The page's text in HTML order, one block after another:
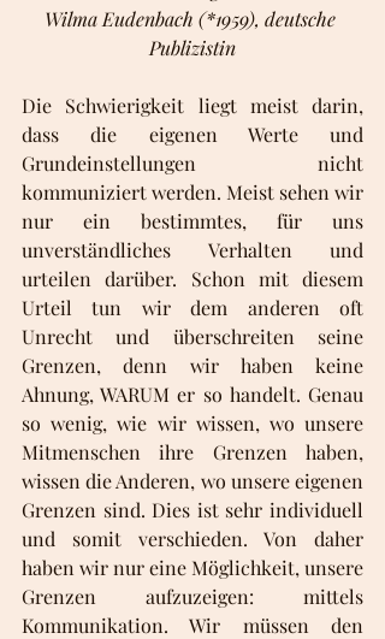
Wilma Eudenbach (*1959), deutsche
Publizistin
Die Schwierigkeit liegt meist darin,
dass die eigenen Werte und
Grundeinstellungen nicht
kommuniziert werden. Meist sehen wir
nur ein bestimmtes, für uns
unverständliches Verhalten und
urteilen darüber. Schon mit diesem
Urteil tun wir dem anderen oft
Unrecht und überschreiten seine
Grenzen, denn wir haben keine
Ahnung, WARUM er so handelt. Genau
so wenig, wie wir wissen, wo unsere
Mitmenschen ihre Grenzen haben,
wissen die Anderen, wo unsere eigenen
Grenzen sind. Dies ist sehr individuell
und somit verschieden. Von daher
haben wir nur eine Möglichkeit, unsere
Grenzen aufzuzeigen: mittels
Kommunikation. Wir müssen den